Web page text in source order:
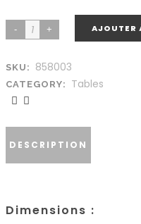
AJOUTER
SKU: 858003
CATEGORY: Tables
DESCRIPTION
Dimensions :